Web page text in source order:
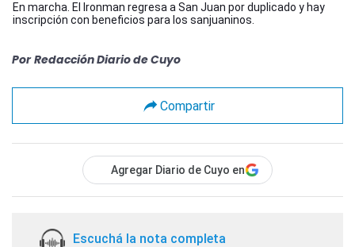
En marcha. El Ironman regresa a San Juan por duplicado y hay
inscripción con beneficios para los sanjuaninos.
Por Redacción Diario de Cuyo
Compartir
Agregar Diario de Cuyo en
Escuchá la nota completa